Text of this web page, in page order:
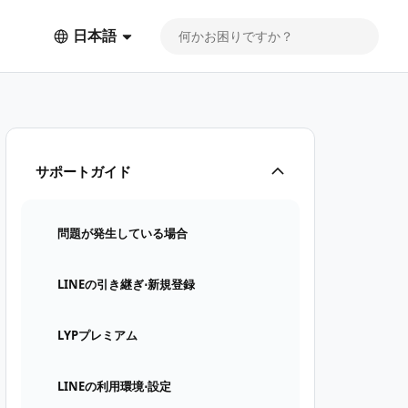
日本語
サポートガイド
問題が発生している場合
LINEの引き継ぎ⋅新規登録
LYPプレミアム
LINEの利用環境⋅設定